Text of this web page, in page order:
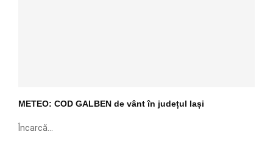
METEO: COD GALBEN de vânt în județul Iași
Încarcă...